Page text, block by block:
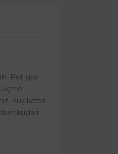
Pet şişe
içme
Kuş kafes
kuşları